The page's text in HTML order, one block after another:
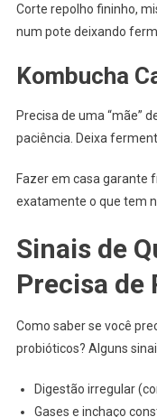
Corte repolho fininho,
num pote deixando
Kombucha
Precisa de uma “mãe”
paciência. Deixa
Fazer em casa garante
exatamente o que tem
Sinais de
Precisa de
Como saber se você
probióticos? Alguns
Digestão irregular
Gases e inchaço